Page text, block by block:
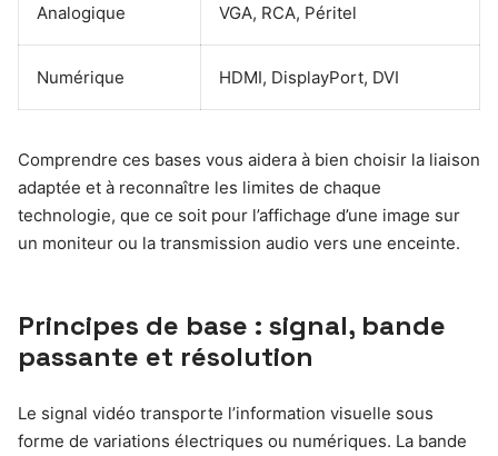
Analogique VGA, RCA, Péritel
Numérique HDMI, DisplayPort, DVI
Comprendre ces bases vous aidera à bien choisir la liaison
adaptée et à reconnaître les limites de chaque
technologie, que ce soit pour l’affichage d’une image sur
un moniteur ou la transmission audio vers une enceinte.
Principes de base : signal, bande
passante et résolution
Le signal vidéo transporte l’information visuelle sous
forme de variations électriques ou numériques. La bande